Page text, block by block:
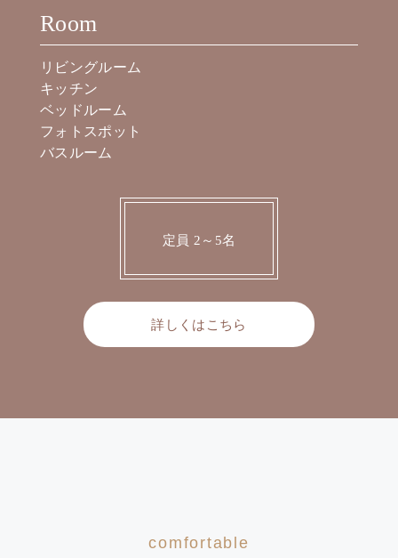
Room
リビングルーム
キッチン
ベッドルーム
フォトスポット
バスルーム
定員 2～5名
詳しくはこちら
comfortable